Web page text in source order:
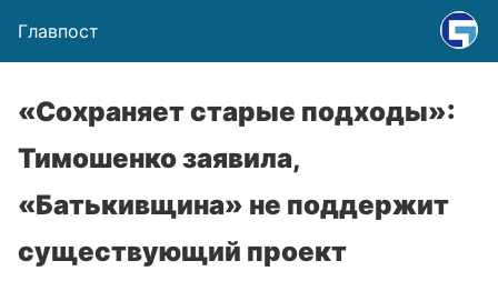
Главпост
«Сохраняет старые подходы»:
Тимошенко заявила,
«Батькивщина» не поддержит
существующий проект